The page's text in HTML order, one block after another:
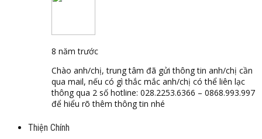
8 năm trước
Chào anh/chị, trung tâm đã gửi thông tin anh/chị cần
qua mail, nếu có gì thắc mắc anh/chị có thể liên lạc
thông qua 2 số hotline: 028.2253.6366 – 0868.993.997
để hiểu rõ thêm thông tin nhé
Thiện Chính